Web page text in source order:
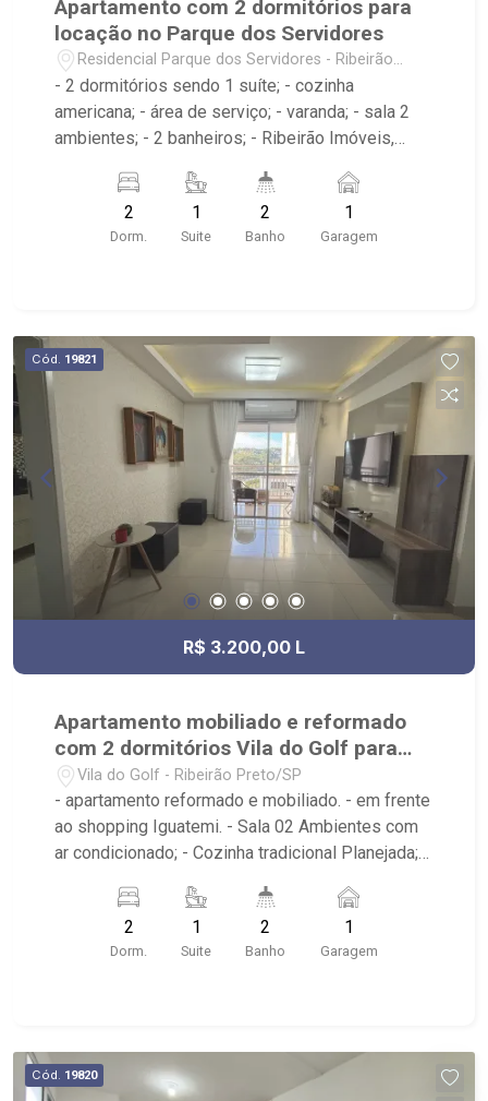
Apartamento com 2 dormitórios para
locação no Parque dos Servidores
Residencial Parque dos Servidores - Ribeirão
Preto/SP
- 2 dormitórios sendo 1 suíte; - cozinha
americana; - área de serviço; - varanda; - sala 2
ambientes; - 2 banheiros; - Ribeirão Imóveis,
se em casa na Ribeirão Imóveis, afinal Somos e
Vivemos Ribeirão: - funcionários capacitados; -
processos rápidos e eficientes; - análise
Imóveis - sede na Av. Professor João Fiusa;
2
Dorm.
1
Suite
2
Banho
1
Garagem
Cód. 19821
R$ 3.200,00 L
Apartamento mobiliado e reformado
com 2 dormitórios Vila do Golf para
locação
Vila do Golf - Ribeirão Preto/SP
- apartamento reformado e mobiliado. - em frente
ao shopping Iguatemi. - Sala 02 Ambientes com
ar condicionado; - Cozinha tradicional Planejada; -
dormitórios com armário sendo 01 suíte; - 02
Banheiros com armários, box e espelho; - 01
vaga de garagem; - andar baixo face sombra; -
e beach tenis, campo de futebol sintético,
playground, cinema, 5 salões de festas, salões
2
Dorm.
1
Suite
2
Banho
1
Garagem
Cód. 19820